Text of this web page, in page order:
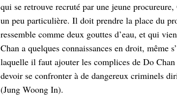
qui se retrouve recruté par une jeune
un peu particulière. Il doit prendre la place du
ressemble comme deux gouttes d’eau, et qui
Chan a quelques connaissances en droit, même
laquelle il faut ajouter les complices de Do
devoir se confronter à de dangereux criminels
(Jung Woong In).